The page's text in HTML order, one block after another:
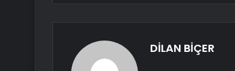
DİLAN BİÇER